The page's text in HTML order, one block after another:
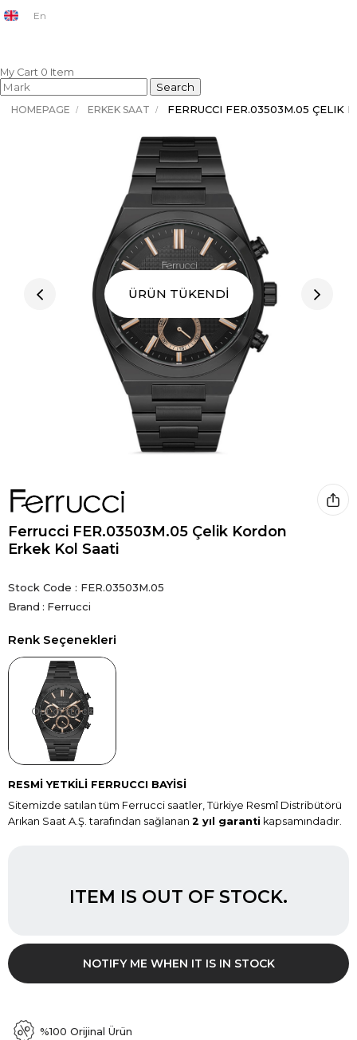
En
My Cart 0 Item
HOMEPAGE ERKEK SAAT
ÜRÜN TÜKENDİ
Ferrucci FER.03503M.05 Çelik Kordon
Erkek Kol Saati
Stock Code
FER.03503M.05
Brand : Ferrucci
Renk Seçenekleri
Out of stock
RESMİ YETKİLİ FERRUCCI BAYİSİ
Sitemizde satılan tüm Ferrucci saatler, Türkiye Resmî Distribütörü
Arıkan Saat A.Ş. tarafından sağlanan 2 yıl garanti kapsamındadır.
ITEM IS OUT OF STOCK.
NOTIFY ME WHEN IT IS IN STOCK
%100 Orijinal Ürün